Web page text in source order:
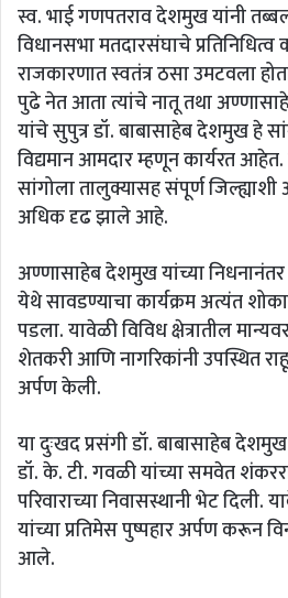
स्व. भाई गणपतराव देशमुख यांनी
विधानसभा मतदारसंघाचे प्रतिनिधित्व
राजकारणात स्वतंत्र ठसा उमटवला
पुढे नेत आता त्यांचे नातू तथा
यांचे सुपुत्र डॉ. बाबासाहेब देशमुख हे
विद्यमान आमदार म्हणून कार्यरत
सांगोला तालुक्यासह संपूर्ण
अधिक दृढ झाले आहे.
अण्णासाहेब देशमुख यांच्या
येथे सावडण्याचा कार्यक्रम अत्यंत
पडला. यावेळी विविध क्षेत्रातील
शेतकरी आणि नागरिकांनी उपस्थित
अर्पण केली.
या दुःखद प्रसंगी डॉ. बाबासाहेब
डॉ. के. टी. गवळी यांच्या समवेत
परिवाराच्या निवासस्थानी भेट
यांच्या प्रतिमेस पुष्पहार अर्पण करून
आले.